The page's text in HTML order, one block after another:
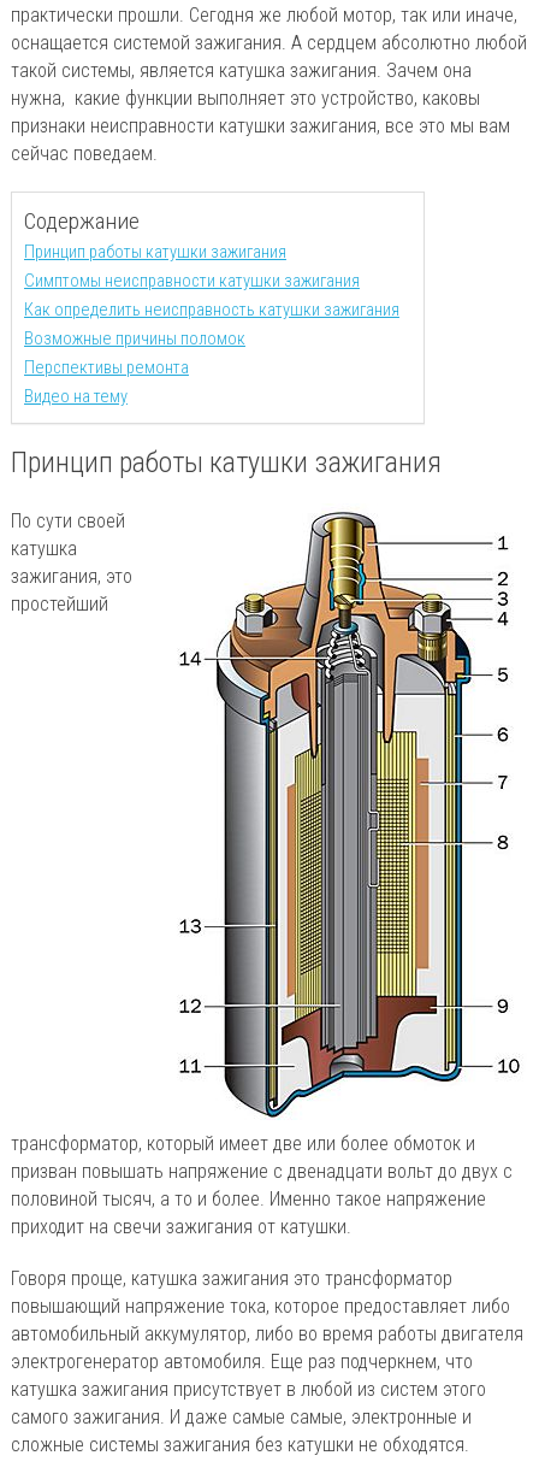
практически прошли. Сегодня же любой мотор, так или иначе,
оснащается системой зажигания. А сердцем абсолютно любой
такой системы, является катушка зажигания. Зачем она
нужна, какие функции выполняет это устройство, каковы
признаки неисправности катушки зажигания, все это мы вам
сейчас поведаем.
Содержание
Принцип работы катушки зажигания
Симптомы неисправности катушки зажигания
Как определить неисправность катушки зажигания
Возможные причины поломок
Перспективы ремонта
Видео на тему
Принцип работы катушки зажигания
По сути своей
катушка
зажигания, это
простейший
трансформатор, который имеет две или более обмоток и
призван повышать напряжение с двенадцати вольт до двух с
половиной тысяч, а то и более. Именно такое напряжение
приходит на свечи зажигания от катушки.
Говоря проще, катушка зажигания это трансформатор
повышающий напряжение тока, которое предоставляет либо
автомобильный аккумулятор, либо во время работы двигателя
электрогенератор автомобиля. Еще раз подчеркнем, что
катушка зажигания присутствует в любой из систем этого
самого зажигания. И даже самые самые, электронные и
сложные системы зажигания без катушки не обходятся.